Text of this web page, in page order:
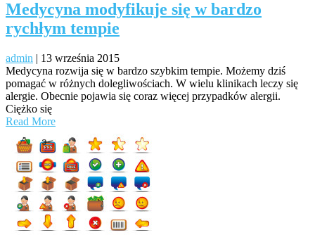
Medycyna modyfikuje się w bardzo
rychłym tempie
admin | 13 września 2015
Medycyna rozwija się w bardzo szybkim tempie. Możemy dziś
pomagać w różnych dolegliwościach. W wielu klinikach leczy się
alergie. Obecnie pojawia się coraz więcej przypadków alergii.
Ciężko się
Read More